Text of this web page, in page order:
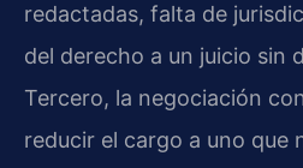
redactadas, falta de
del derecho a un juicio sin
Tercero, la negociación
reducir el cargo a uno que